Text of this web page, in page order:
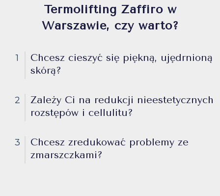
Termolifting Zaffiro w
Warszawie, czy warto?
1
Chcesz cieszyć się piękną, ujędrnioną
skórą?
2
Zależy Ci na redukcji nieestetycznych
rozstępów i cellulitu?
3
Chcesz zredukować problemy ze
zmarszczkami?